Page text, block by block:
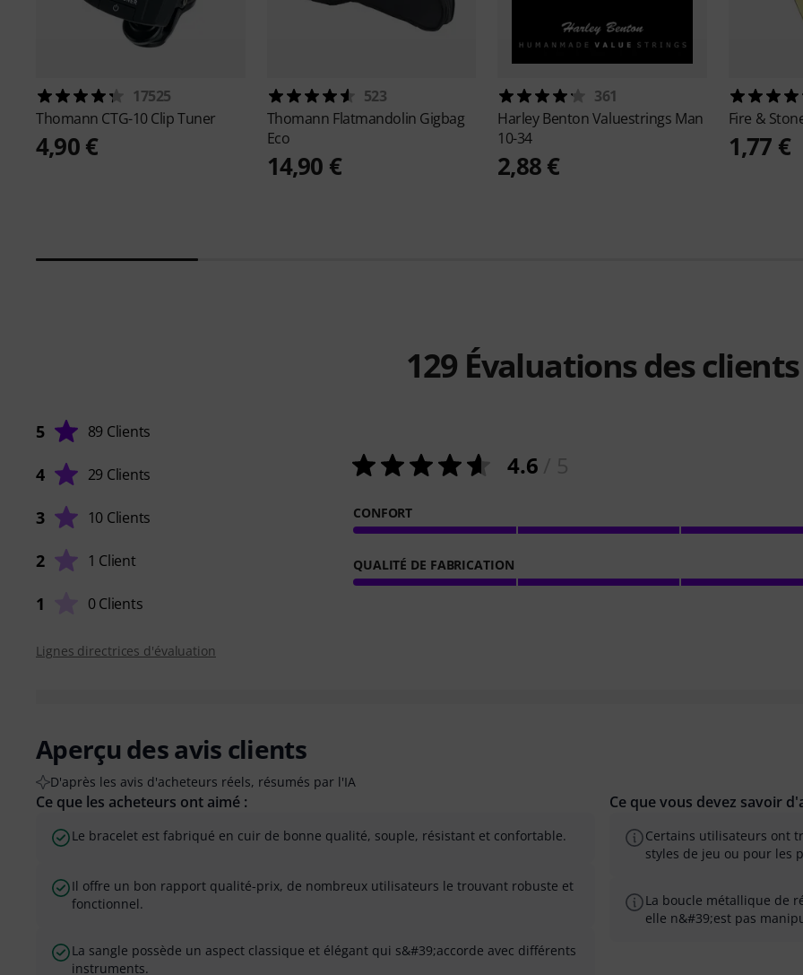
17525
Thomann CTG-10 Clip Tuner
4,90 €
523
Thomann Flatmandolin Gigbag
Eco
14,90 €
361
Harley BentonValuestrings Man
10-34
2,88 €
Fire &
1,77 €
129 Évaluations des clients
5 89 Clients
4 29 Clients
3 10 Clients
2 1 Client
1 0 Clients
4.6
CONFORT
QUALITÉ DE FABRICATION
Lignes directrices d'évaluation
Aperçu des avis clients
D'après les avis d'acheteurs réels, résumés par l'IA
Ce que les acheteurs ont aimé :
Le bracelet est fabriqué en cuir de bonne qualité, souple, résistant et confortable.
Il offre un bon rapport qualité-prix, de nombreux utilisateurs le trouvant robuste et
fonctionnel.
La sangle possède un aspect classique et élégant qui s&#39;accorde avec différents
instruments.
Ce que vous devez savoir
Certains utilisateurs ont
styles de jeu ou pour les
La boucle métallique de
elle n&#39;est pas